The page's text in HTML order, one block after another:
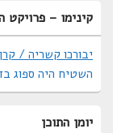
Sidebar
Area
קינימו – פרויקט
יבורכו קשריה /
השטיח היה ספוג
יומן התוכן